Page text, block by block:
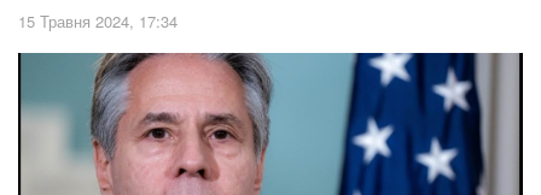
15 Травня 2024, 17:34